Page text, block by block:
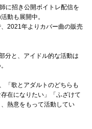
に招き公開ボイトレ配信を
動も展開中。
2021年よりカバー曲の販売
分と、アイドル的な活動は
「歌とアダルトのどちらも
在になりたい」「ふざけて
熱意をもって活動してい